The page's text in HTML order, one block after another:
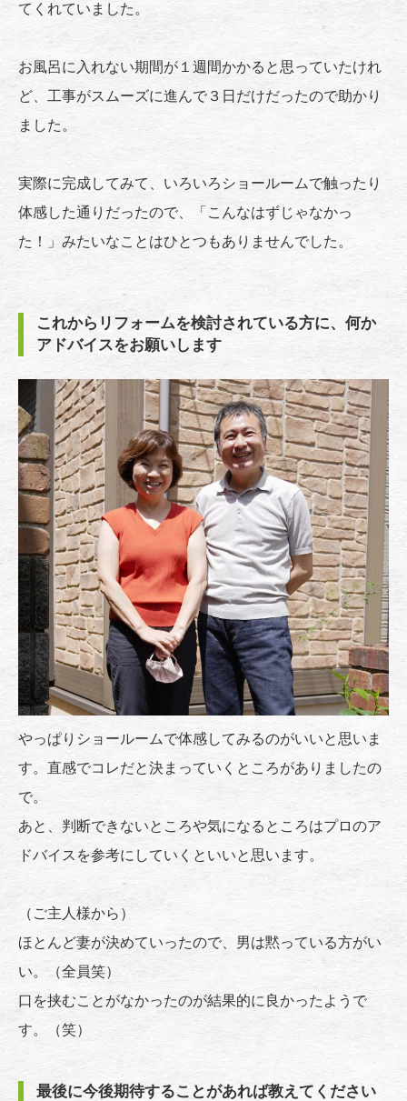
てくれていました。
お風呂に入れない期間が１週間かかると思っていたけれ
ど、工事がスムーズに進んで３日だけだったので助かり
ました。
実際に完成してみて、いろいろショールームで触ったり
体感した通りだったので、「こんなはずじゃなかっ
た！」みたいなことはひとつもありませんでした。
これからリフォームを検討されている方に、何か
アドバイスをお願いします
やっぱりショールームで体感してみるのがいいと思いま
す。直感でコレだと決まっていくところがありましたの
で。
あと、判断できないところや気になるところはプロのア
ドバイスを参考にしていくといいと思います。
（ご主人様から）
ほとんど妻が決めていったので、男は黙っている方がい
い。（全員笑）
口を挟むことがなかったのが結果的に良かったようで
す。（笑）
最後に今後期待することがあれば教えてください